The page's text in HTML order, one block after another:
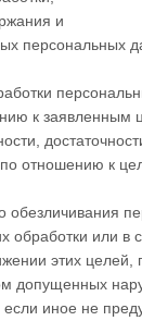
и
персональных
к заявленным
отношению к
обработки или в
этих целей,
допущенных
иное не